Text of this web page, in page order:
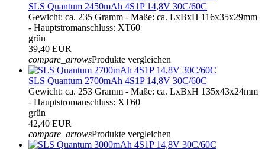
SLS Quantum 2450mAh 4S1P 14,8V 30C/60C
Gewicht: ca. 235 Gramm - Maße: ca. LxBxH 116x35x29mm
- Hauptstromanschluss: XT60
grün
39,40 EUR
compare_arrowsProdukte vergleichen
SLS Quantum 2700mAh 4S1P 14,8V 30C/60C
Gewicht: ca. 253 Gramm - Maße: ca. LxBxH 135x43x24mm
- Hauptstromanschluss: XT60
grün
42,40 EUR
compare_arrowsProdukte vergleichen